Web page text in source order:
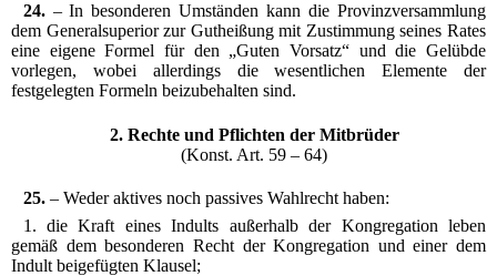
24. – In besonderen Umständen kann die Provinzversammlung
dem Generalsuperior zur Gutheißung mit Zustimmung seines Rates
eine eigene Formel für den „Guten Vorsatz“ und die Gelübde
vorlegen, wobei allerdings die wesentlichen Elemente der
festgelegten Formeln beizubehalten sind.
2. Rechte und Pflichten der Mitbrüder
(Konst. Art. 59 – 64)
25. – Weder aktives noch passives Wahlrecht haben:
1. die Kraft eines Indults außerhalb der Kongregation leben
gemäß dem besonderen Recht der Kongregation und einer dem
Indult beigefügten Klausel;